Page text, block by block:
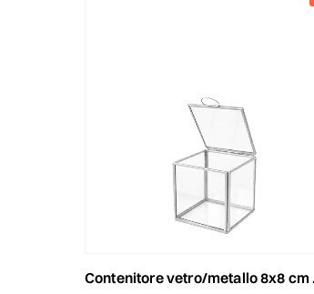
contenitore vetro/metallo 8x8 cm h.8 cm -mira- argento satinato